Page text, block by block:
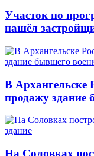
Участок по
нашёл
В Архангельске
продажу здание
На Соловках